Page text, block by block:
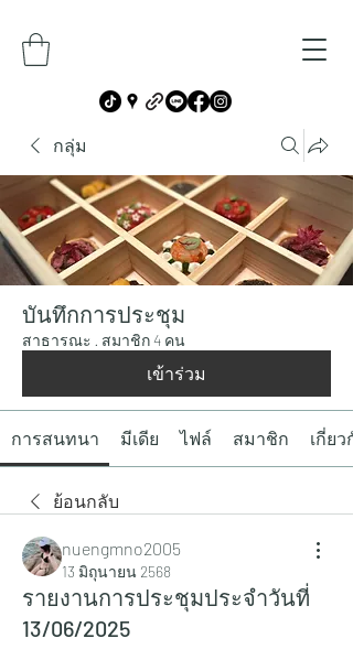
กลุ่ม
บันทึกการประชุม
สาธารณะ · สมาชิก 4 คน
เข้าร่วม
การสนทนา มีเดีย ไฟล์ สมาชิก เกี่ยว
ย้อนกลับ
nuengmno2005
13 มิถุนายน 2568
รายงานการประชุมประจำวันที่
13/06/2025